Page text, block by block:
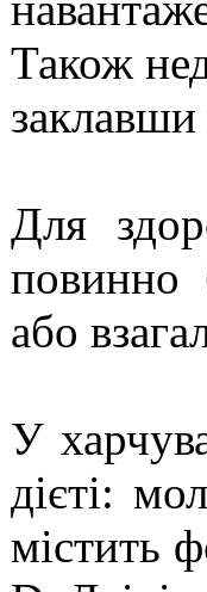
Також
заклавши
Для
повинно
або
У
дієті:
містить